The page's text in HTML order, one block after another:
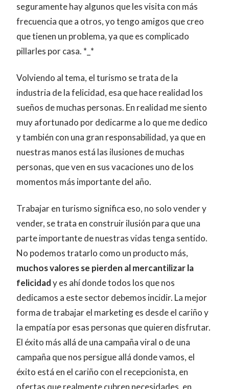
seguramente hay algunos que les visita con más
frecuencia que a otros, yo tengo amigos que creo
que tienen un problema, ya que es complicado
pillarles por casa. *_*
Volviendo al tema, el turismo se trata de la
industria de la felicidad, esa que hace realidad los
sueños de muchas personas. En realidad me siento
muy afortunado por dedicarme a lo que me dedico
y también con una gran responsabilidad, ya que en
nuestras manos está las ilusiones de muchas
personas, que ven en sus vacaciones uno de los
momentos más importante del año.
Trabajar en turismo significa eso, no solo vender y
vender, se trata en construir ilusión para que una
parte importante de nuestras vidas tenga sentido.
No podemos tratarlo como un producto más,
muchos valores se pierden al mercantilizar la
felicidady es ahí donde todos los que nos
dedicamos a este sector debemos incidir. La mejor
forma de trabajar el marketing es desde el cariño y
la empatía por esas personas que quieren disfrutar.
El éxito más allá de una campaña viral o de una
campaña que nos persigue allá donde vamos, el
éxito está en el cariño con el recepcionista, en
ofertas que realmente cubren necesidades, en